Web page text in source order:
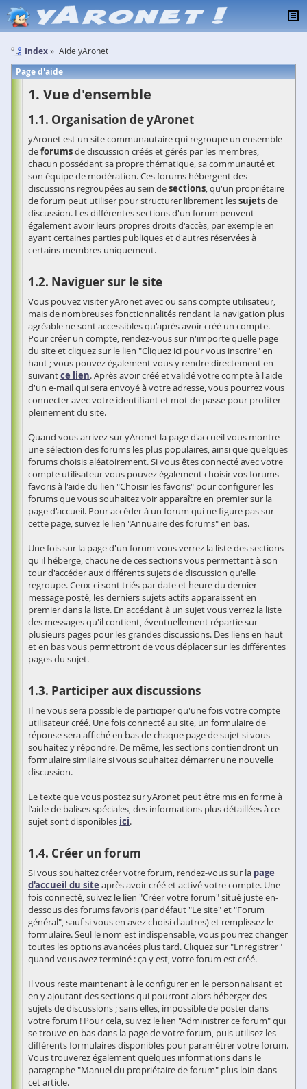
Index Aide yAronet
Page d'aide
Vue d'ensemble
Organisation de yAronet
yAronet est un site communautaire qui regroupe un ensemble
deforumsde discussion créés et gérés par les membres,
chacun possédant sa propre thématique, sa communauté et
son équipe de modération. Ces forums hébergent des
discussions regroupées au sein desections, qu'un propriétaire
de forum peut utiliser pour structurer librement lessujetsde
discussion. Les différentes sections d'un forum peuvent
également avoir leurs propres droits d'accès, par exemple en
ayant certaines parties publiques et d'autres réservées à
certains membres uniquement.
Naviguer sur le site
Vous pouvez visiter yAronet avec ou sans compte utilisateur,
mais de nombreuses fonctionnalités rendant la navigation plus
agréable ne sont accessibles qu'après avoir créé un compte.
Pour créer un compte, rendez-vous sur n'importe quelle page
du site et cliquez sur le lien "Cliquez ici pour vous inscrire" en
haut ; vous pouvez également vous y rendre directement en
suivantce lien. Après avoir créé et validé votre compte à l'aide
d'un e-mail qui sera envoyé à votre adresse, vous pourrez vous
connecter avec votre identifiant et mot de passe pour profiter
pleinement du site.
Quand vous arrivez sur yAronet la page d'accueil vous montre
une sélection des forums les plus populaires, ainsi que quelques
forums choisis aléatoirement. Si vous êtes connecté avec votre
compte utilisateur vous pouvez également choisir vos forums
favoris à l'aide du lien "Choisir les favoris" pour configurer les
forums que vous souhaitez voir apparaître en premier sur la
page d'accueil. Pour accéder à un forum qui ne figure pas sur
cette page, suivez le lien "Annuaire des forums" en bas.
Une fois sur la page d'un forum vous verrez la liste des sections
qu'il héberge, chacune de ces sections vous permettant à son
tour d'accéder aux différents sujets de discussion qu'elle
regroupe. Ceux-ci sont triés par date et heure du dernier
message posté, les derniers sujets actifs apparaissent en
premier dans la liste. En accédant à un sujet vous verrez la liste
des messages qu'il contient, éventuellement répartie sur
plusieurs pages pour les grandes discussions. Des liens en haut
et en bas vous permettront de vous déplacer sur les différentes
pages du sujet.
Participer aux discussions
Il ne vous sera possible de participer qu'une fois votre compte
utilisateur créé. Une fois connecté au site, un formulaire de
réponse sera affiché en bas de chaque page de sujet si vous
souhaitez y répondre. De même, les sections contiendront un
formulaire similaire si vous souhaitez démarrer une nouvelle
discussion.
Le texte que vous postez sur yAronet peut être mis en forme à
l'aide de balises spéciales, des informations plus détaillées à ce
sujet sont disponibles ici.
Créer un forum
Si vous souhaitez créer votre forum, rendez-vous sur la page
d'accueil du site après avoir créé et activé votre compte. Une
fois connecté, suivez le lien "Créer votre forum" situé juste en-
dessous des forums favoris (par défaut "Le site" et "Forum
général", sauf si vous en avez choisi d'autres) et remplissez le
formulaire. Seul le nom est indispensable, vous pourrez changer
toutes les options avancées plus tard. Cliquez sur "Enregistrer"
quand vous avez terminé : ça y est, votre forum est créé.
Il vous reste maintenant à le configurer en le personnalisant et
en y ajoutant des sections qui pourront alors héberger des
sujets de discussions ; sans elles, impossible de poster dans
votre forum ! Pour cela, suivez le lien "Administrer ce forum" qui
se trouve en bas dans la page de votre forum, puis utilisez les
différents formulaires disponibles pour paramétrer votre forum.
Vous trouverez également quelques informations dans le
paragraphe "Manuel du propriétaire de forum" plus loin dans
cet article.